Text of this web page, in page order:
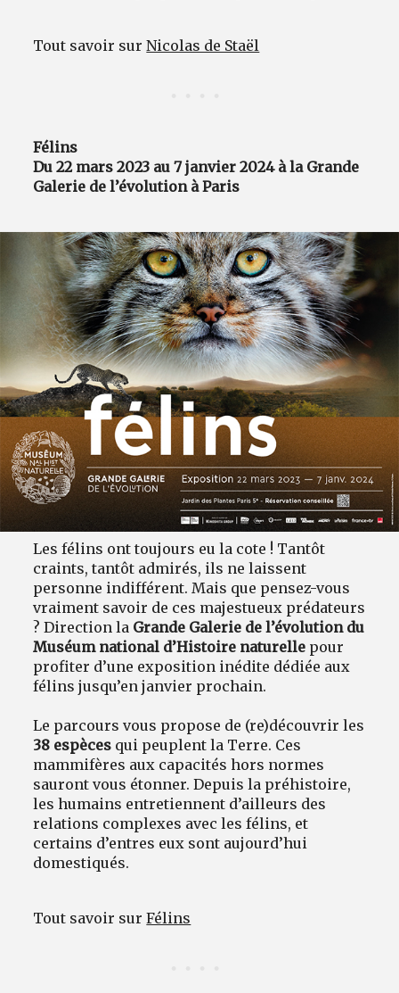
Tout savoir surNicolas de Staël
Félins
Du 22 mars 2023 au 7 janvier 2024 à la Grande
Galerie de l’évolution à Paris
Les félins ont toujours eu la cote ! Tantôt
craints, tantôt admirés, ils ne laissent
personne indifférent. Mais que pensez-vous
vraiment savoir de ces majestueux prédateurs
? Direction la Grande Galerie de l’évolution du
Muséum national d’Histoire naturelle pour
profiter d’une exposition inédite dédiée aux
félins jusqu’en janvier prochain.
Le parcours vous propose de (re)découvrir les
38 espèces qui peuplent la Terre. Ces
mammifères aux capacités hors normes
sauront vous étonner. Depuis la préhistoire,
les humains entretiennent d’ailleurs des
relations complexes avec les félins, et
certains d’entres eux sont aujourd’hui
domestiqués.
Tout savoir surFélins